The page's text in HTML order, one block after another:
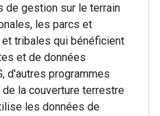
de gestion sur le terrain
les parcs et
tribales qui bénéficient
et de données
d'autres programmes
la couverture terrestre
les données de